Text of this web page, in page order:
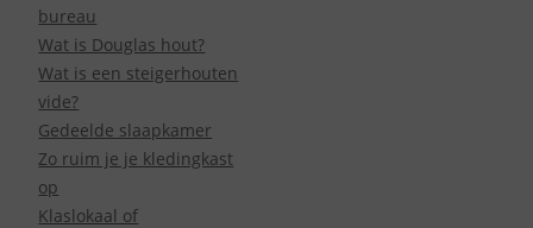
bureau
Wat is Douglas hout?
Wat is een steigerhouten
vide?
Gedeelde slaapkamer
Zo ruim je je kledingkast
op
Klaslokaal of